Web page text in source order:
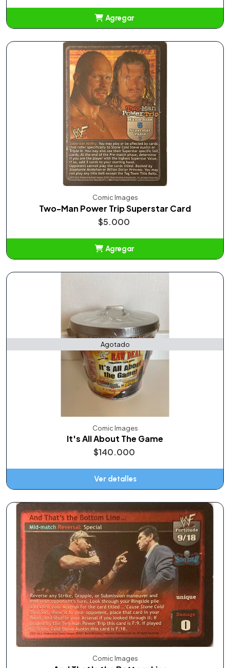
Agregar
Comic Images
Two-Man Power Trip Superstar Card
$5.000
Agregar
Agotado
Comic Images
It's All About The Game
$140.000
Ver detalles
Comic Images